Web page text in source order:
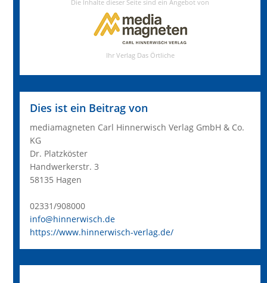
Dies ist ein Beitrag von
mediamagneten Carl Hinnerwisch Verlag GmbH & Co.
KG
Dr. Platzköster
Handwerkerstr. 3
58135 Hagen
02331/908000
info@hinnerwisch.de
https://www.hinnerwisch-verlag.de/